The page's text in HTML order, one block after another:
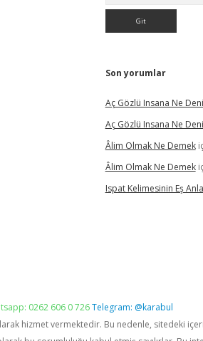
Son yorumlar
Aç Gözlü Insana Ne
Aç Gözlü Insana Ne
Âlim Olmak Ne Demek
Âlim Olmak Ne Demek
Ispat Kelimesinin Eş
0262 606 0 726Telegram: @karabul
hizmet vermektedir. Bu nedenle, sitedeki